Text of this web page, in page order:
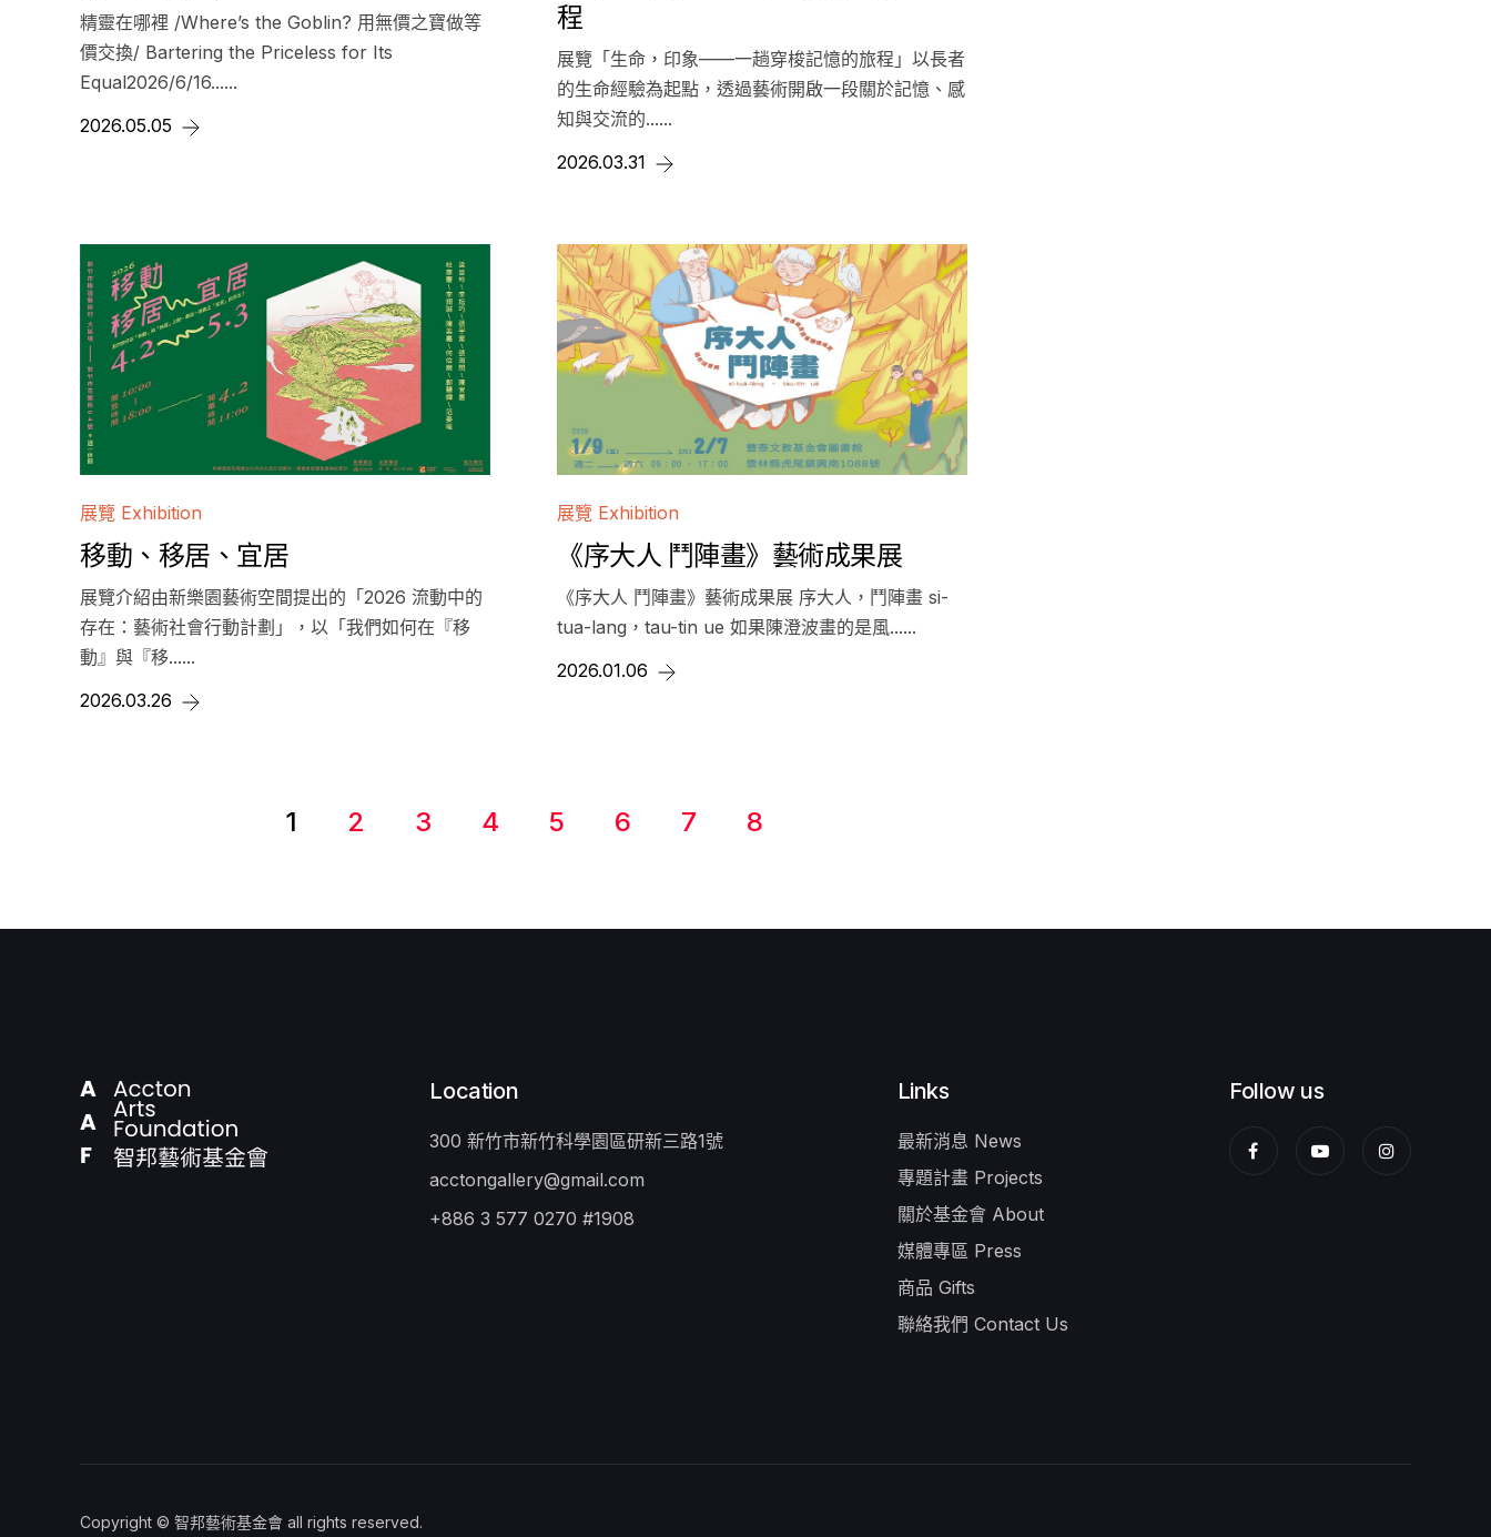
精靈在哪裡 /Where’s the Goblin? 用無價之寶做等
價交換/ Bartering the Priceless for Its
Equal2026/6/16......
2026.05.05
程
展覽「生命，印象——一趟穿梭記憶的旅程」以長者
的生命經驗為起點，透過藝術開啟一段關於記憶、感
知與交流的......
2026.03.31
展覽 Exhibition
移動、移居、宜居
展覽介紹由新樂園藝術空間提出的「2026 流動中的
存在：藝術社會行動計劃」，以「我們如何在『移
動』與『移......
2026.03.26
展覽 Exhibition
《序大人 鬥陣畫》藝術成果展
《序大人 鬥陣畫》藝術成果展 序大人，鬥陣畫 si-
tua-lang，tau-tin ue 如果陳澄波畫的是風......
2026.01.06
1 2 3 4 5 6 7 8
Location
300 新竹市新竹科學園區研新三路1號
acctongallery@gmail.com
+886 3 577 0270 #1908
Links
最新消息 News
專題計畫 Projects
關於基金會 About
媒體專區 Press
商品 Gifts
聯絡我們 Contact Us
Follow us
Copyright © 智邦藝術基金會 all rights reserved.